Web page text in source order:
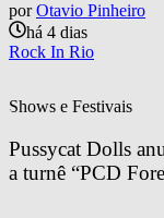
por Otavio Pinheiro
há 4 dias
Rock In Rio
Shows e Festivais
Pussycat Dolls
a turnê “PCD